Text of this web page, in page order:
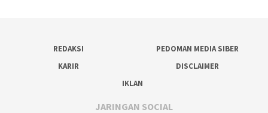
REDAKSI
PEDOMAN MEDIA SIBER
KARIR
DISCLAIMER
IKLAN
JARINGAN SOCIAL